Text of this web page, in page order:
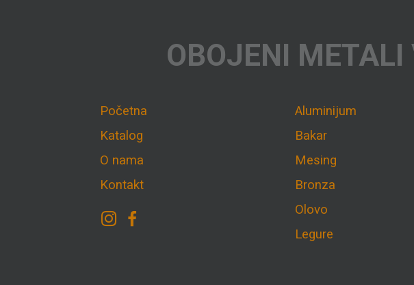
OBOJENI
Početna
Katalog
O nama
Kontakt
Aluminijum
Bakar
Mesing
Bronza
Olovo
Legure